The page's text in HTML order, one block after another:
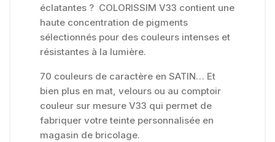
éclatantes ? COLORISSIM V33 contient une
haute concentration de pigments
sélectionnés pour des couleurs intenses et
résistantes à la lumière.
70 couleurs de caractère en SATIN… Et
bien plus en mat, velours ou au comptoir
couleur sur mesure V33 qui permet de
fabriquer votre teinte personnalisée en
magasin de bricolage.